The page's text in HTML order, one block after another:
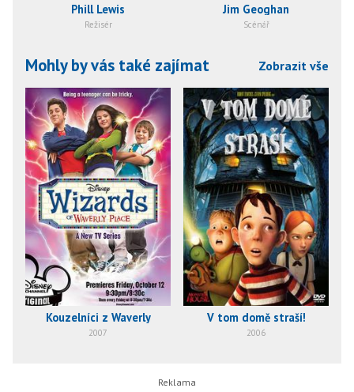
Phill Lewis
Režisér
Jim Geoghan
Scénář
Mohly by vás také zajímat Zobrazit vše
Kouzelníci z Waverly
2007
V tom domě straší!
2006